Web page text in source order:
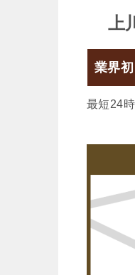
上
業界
最短24